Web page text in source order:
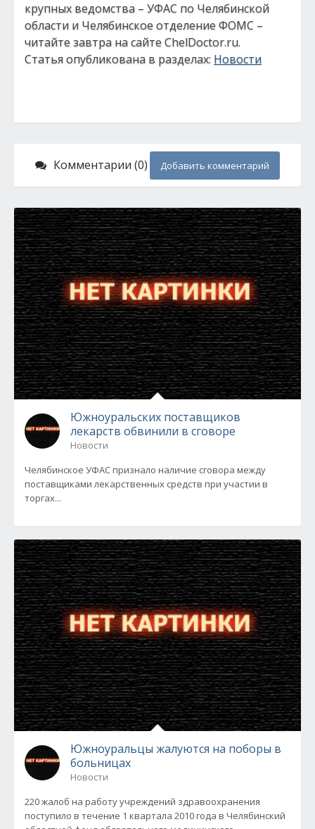
крупных ведомства – УФАС по Челябинской
области и Челябинское отделение ФОМС –
читайте завтра на сайте ChelDoctor.ru.
Статья опубликована в разделах: Новости
Комментарии (0) Добавить комментарий
Южноуральских поставщиков
лекарств обвинили в сговоре
Новости
Челябинское УФАС признало наличие сговора между
поставщиками лекарственных средств при участии в
торгах...
Южноуральцы жалуются на поборы в
больницах
Новости
220 жалоб на работу учреждений здравоохранения
поступило в течение 1 квартала 2010 года в Челябинский